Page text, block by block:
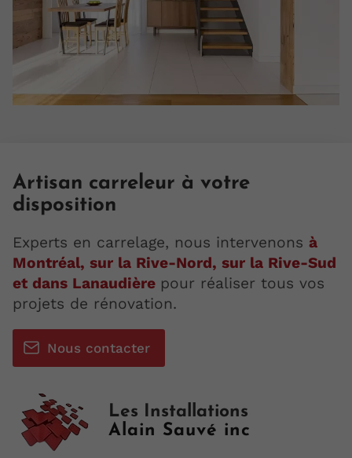
Les Installations
Alain Sauvé inc
Artisan carreleur à votre
disposition
Experts en carrelage, nous intervenons à
Montréal, sur la Rive-Nord, sur la Rive-Sud
et dans Lanaudière pour réaliser tous vos
projets de rénovation.
Nous contacter